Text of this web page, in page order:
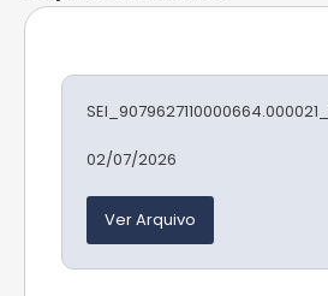
02/07/2026
Ver Arquivo